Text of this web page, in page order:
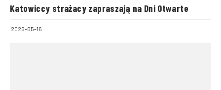
Katowiccy strażacy zapraszają na Dni Otwarte
2026-05-16